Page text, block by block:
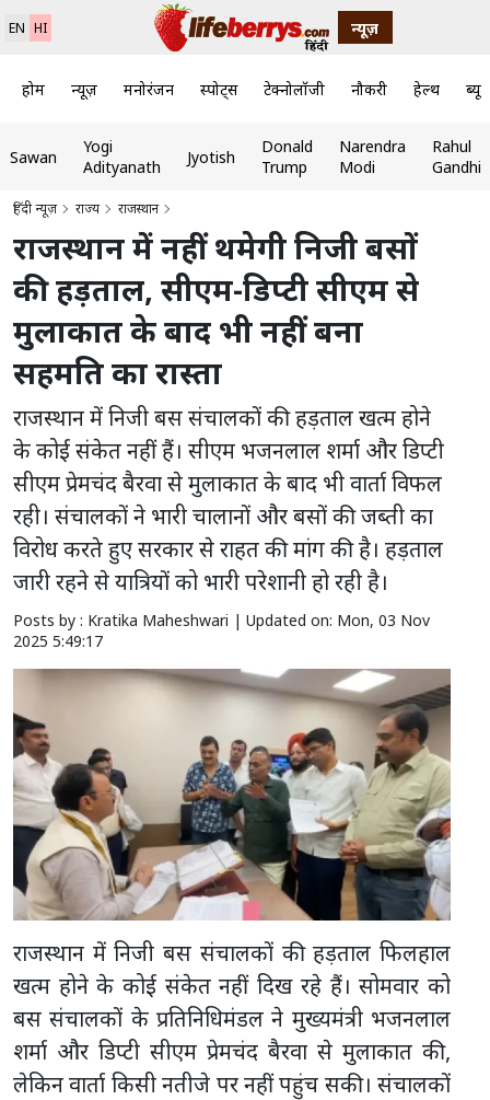
EN HI न्यूज़
होम न्यूज़ मनोरंजन स्पोर्ट्स टेक्नोलॉजी नौकरी हेल्थ
Sawan
Yogi
Adityanath
Jyotish
Donald
Trump
Narendra
Modi
Rahul
Gandhi
हिंदी न्यूज़ राज्य राजस्थान
राजस्थान में नहीं थमेगी निजी बसों
की हड़ताल, सीएम-डिप्टी सीएम से
मुलाकात के बाद भी नहीं बना
सहमति का रास्ता
राजस्थान में निजी बस संचालकों की हड़ताल खत्म होने
के कोई संकेत नहीं हैं। सीएम भजनलाल शर्मा और डिप्टी
सीएम प्रेमचंद बैरवा से मुलाकात के बाद भी वार्ता विफल
रही। संचालकों ने भारी चालानों और बसों की जब्ती का
विरोध करते हुए सरकार से राहत की मांग की है। हड़ताल
जारी रहने से यात्रियों को भारी परेशानी हो रही है।
Posts by : Kratika Maheshwari | Updated on: Mon, 03 Nov
2025 5:49:17
राजस्थान में निजी बस संचालकों की हड़ताल फिलहाल
खत्म होने के कोई संकेत नहीं दिख रहे हैं। सोमवार को
बस संचालकों के प्रतिनिधिमंडल ने मुख्यमंत्री भजनलाल
शर्मा और डिप्टी सीएम प्रेमचंद बैरवा से मुलाकात की,
लेकिन वार्ता किसी नतीजे पर नहीं पहुंच सकी। संचालकों